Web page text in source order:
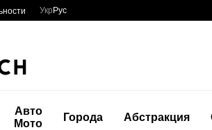
Укр Рус
Авто
Мото
Города Абстракция